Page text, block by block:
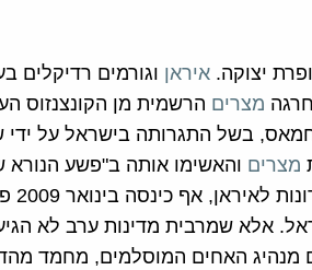
יצוקה. איראן וגורמים רדיקלים
מצרים הרשמית מן הקונצנזוס
בשל התגרותה בישראל על ידי
מצרים והאשימו אותה ב"פשע הנורא
אלא שמרבית מדינות ערב לא
האחים המוסלמים, מחמד